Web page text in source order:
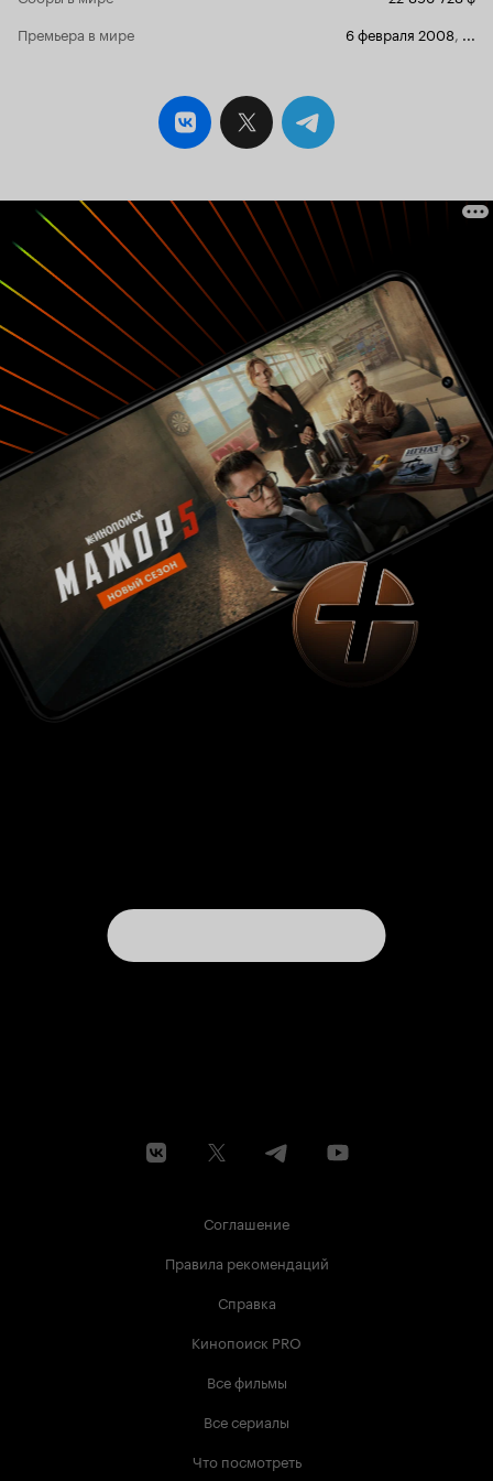
Премьера в мире
6 февраля 2008
Соглашение
Правила рекомендаций
Справка
Кинопоиск PRO
Все фильмы
Все сериалы
Что посмотреть